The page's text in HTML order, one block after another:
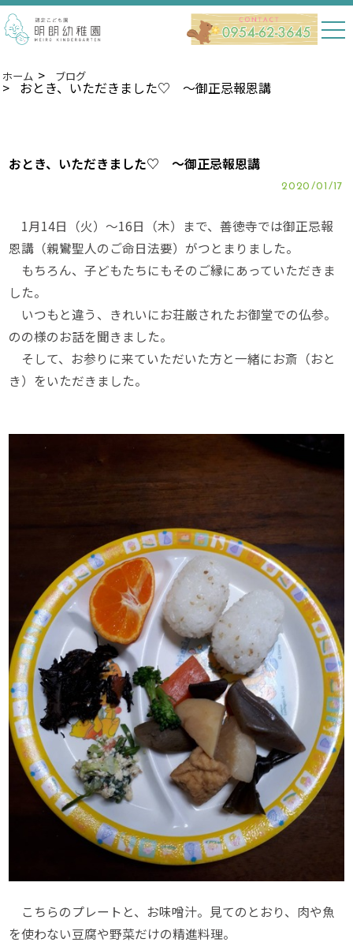
ホーム ブログ
おとき、いただきました♡ ～御正忌報恩講
おとき、いただきました♡ ～御正忌報恩講
2020/01/17
1月14日（火）～16日（木）まで、善徳寺では御正忌報
恩講（親鸞聖人のご命日法要）がつとまりました。
もちろん、子どもたちにもそのご縁にあっていただきま
した。
いつもと違う、きれいにお荘厳されたお御堂での仏参。
のの様のお話を聞きました。
そして、お参りに来ていただいた方と一緒にお斎（おと
き）をいただきました。
こちらのプレートと、お味噌汁。見てのとおり、肉や魚
を使わない豆腐や野菜だけの精進料理。